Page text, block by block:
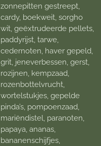
zonnepitten gestreept,
cardy, boekweit, sorgho
wit, geëxtrudeerde pellets,
paddyrijst, tarwe,
cedernoten, haver gepeld,
grit, jeneverbessen, gerst,
rozijnen, kempzaad,
rozenbottelvrucht,
wortelstukjes, gepelde
pinda’s, pompoenzaad,
mariëndistel, paranoten,
papaya, ananas,
bananenschijfjes,